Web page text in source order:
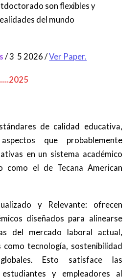
son flexibles y
del mundo
/ 3 5 2026 /Ver Paper.
de calidad educativa,
que probablemente
en un sistema académico
como el de Tecana American
y Relevante: ofrecen
diseñados para alinearse
del mercado laboral actual,
como tecnología, sostenibilidad
Esto satisface las
y empleadores al